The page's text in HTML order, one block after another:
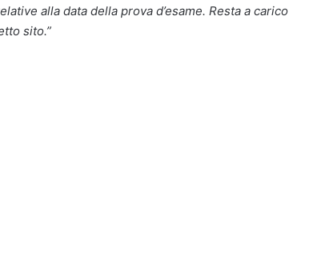
alla data della prova d’esame. Resta a carico
sito.”